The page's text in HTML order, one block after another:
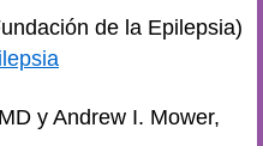
de la Epilepsia)
y Andrew I. Mower,